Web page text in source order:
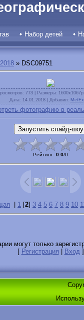
Набор детей
» DSC09751
: 773 | Размеры:
Дата: 14.01.2018 | Добавил:
фотографию в
Рейтинг: 0.0/0
1 [2] 3 4 5 6 7 8 9 10
могут только
[ Регистрация Вход]